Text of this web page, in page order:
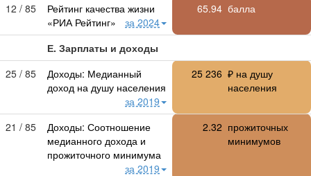
12 / 85
Рейтинг качества жизни
«РИА Рейтинг»
за 2024
65.94 балла
Е. Зарплаты и доходы
25 / 85
Доходы: Медианный
доход на душу населения
за 2019
25 236 ₽ на душу
населения
21 / 85
Доходы: Соотношение
медианного дохода и
прожиточного минимума
за 2019
2.32 прожиточных
минимумов